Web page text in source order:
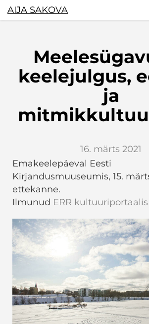
AIJA SAKOVA
keelejulgus,
ja
16. märts 2021
Emakeelepäeval Eesti
Kirjandusmuuseumis, 15.
ettekanne.
Ilmunud ERR kultuuriportaalis